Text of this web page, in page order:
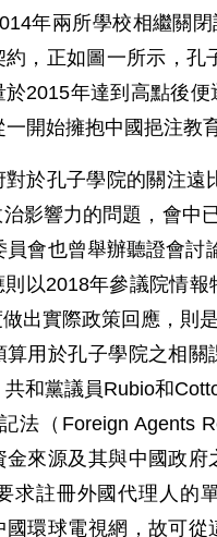
年兩所學校相繼關
，正如圖一所示，
2015年達到高點後
開始擁抱中國挹注教
於孔子學院的關注
影響力的問題，會中
員會也曾舉辦聽證會
以2018年參議院情
出實際政策回應，則
用於孔子學院之相
和黨議員Rubio和
法（Foreign Agents
金來源及其與中國政
求註冊外國代理人的
環球電視網，故可